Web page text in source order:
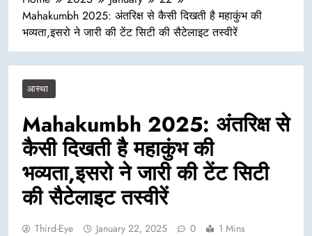
Mahakumbh 2025: अंतरिक्ष से कैसी दिखती है महाकुंभ की
भव्यता,इसरो ने जारी की टेंट सिटी की सैटेलाइट तस्वीरें
आस्था
Mahakumbh 2025: अंतरिक्ष से
कैसी दिखती है महाकुंभ की
भव्यता,इसरो ने जारी की टेंट सिटी
की सैटेलाइट तस्वीरें
Third-Eye January 22, 2025 0 1 Mins